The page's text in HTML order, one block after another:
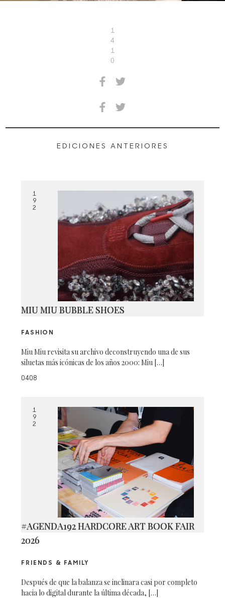
1
4
1
0
EDICIONES ANTERIORES
1
9
2
MIU MIU BUBBLE SHOES
FASHION
Miu Miu revisita su archivo deconstruyendo una de sus
siluetas más icónicas de los años 2000: Miu […]
0408
1
9
2
#AGENDA192 HARDCORE ART BOOK FAIR
2026
FRIENDS & FAMILY
Después de que la balanza se inclinara casi por completo
hacia lo digital durante la última década, […]